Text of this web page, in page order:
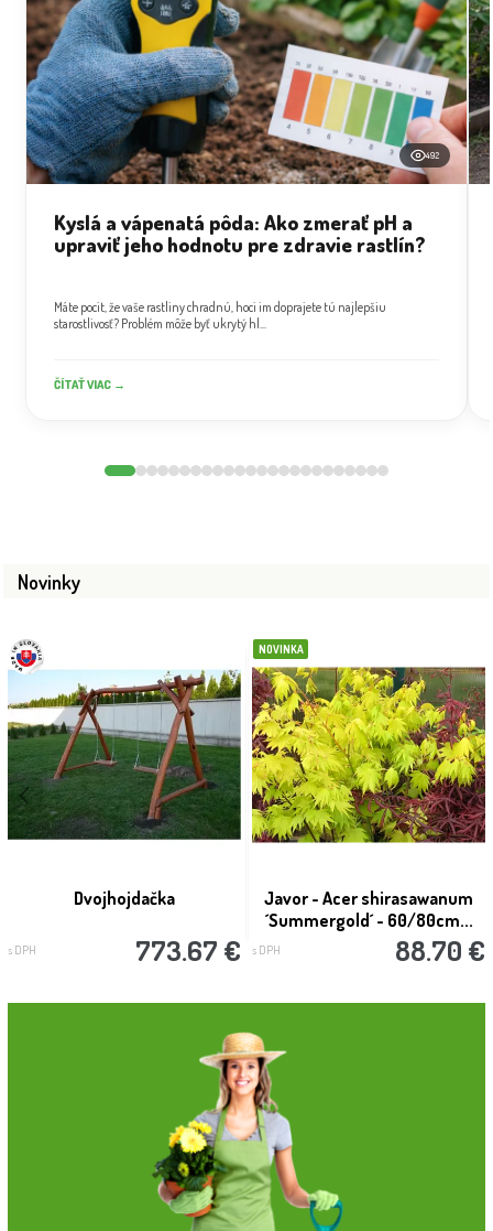
492
Kyslá a vápenatá pôda: Ako zmerať pH a
upraviť jeho hodnotu pre zdravie rastlín?
Máte pocit, že vaše rastliny chradnú, hoci im doprajete tú najlepšiu
starostlivosť? Problém môže byť ukrytý hl...
ČÍTAŤ VIAC →
Novinky
Dvojhojdačka
s DPH 773.67 €
NOVINKA
Javor - Acer shirasawanum
´Summergold´ - 60/80cm...
s DPH 88.70 €